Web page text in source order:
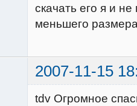
скачать его я и
меньшего
2007-11-15
tdv Огромное